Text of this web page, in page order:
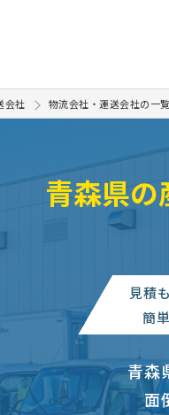
会社 物流会社・運送会社の一覧
青森県
見積
簡
青森
面